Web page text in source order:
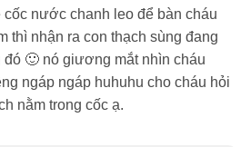
cốc nước chanh leo để bàn cháu
thì nhận ra con thạch sùng đang
đó 🙂 nó giương mắt nhìn cháu
ngáp ngáp huhuhu cho cháu hỏi
nằm trong cốc ạ.